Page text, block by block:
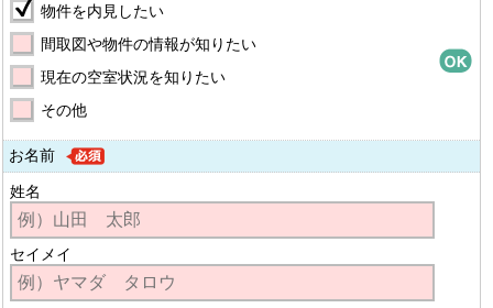
物件を内見したい
間取図や物件の情報が知りたい
現在の空室状況を知りたい
その他
お名前
姓名
セイメイ